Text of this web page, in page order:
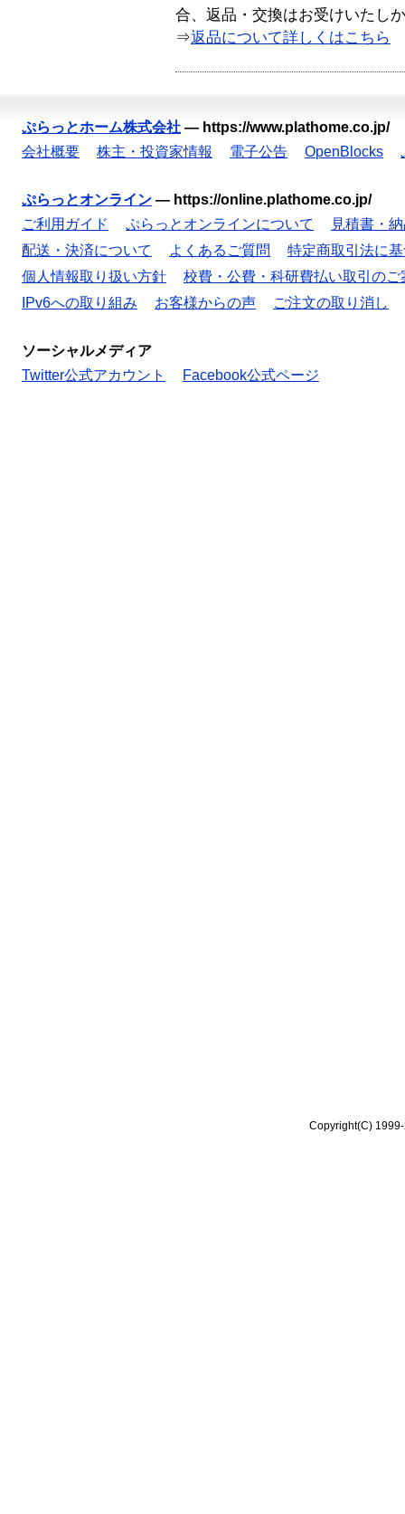
合、返品・交換はお受けいたし
⇒返品について詳しくはこちら
ぷらっとホーム株式会社 — https://www.plathome.co.jp/
会社概要
株主・投資家情報 電子公告 OpenBlocks
ぷらっとオンライン — https://online.plathome.co.jp/
ご利用ガイド
ぷらっとオンラインについて
見積書・
配送・決済について
よくあるご質問
特定商取引法に
個人情報取り扱い方針
校費・公費・科研費払い取引のご
IPv6への取り組み
お客様からの声 ご注文の取り消し
ソーシャルメディア
Twitter公式アカウント
Facebook公式ページ
Copyright(C)